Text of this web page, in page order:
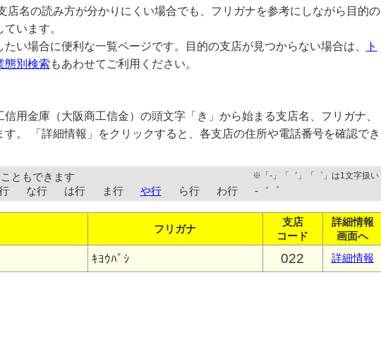
店名の読み方が分かりにくい場合でも、フリガナを参考にしながら目的の
います。
たい場合に便利な一覧ページです。目的の支店が見つからない場合は、
ト
態別検索 もあわせてご利用ください。
用金庫（大阪商工信金）の頭文字「き」から始まる支店名、フリガナ、
。 「詳細情報」をクリックすると、各支店の住所や電話番号を確認でき
ともできます ※「-」「゛」「゜」は1文字扱い
な行 は行 ま行 や行 ら行 わ行 -゛゜
フリガナ
支店
コード
詳細情報
画面へ
ｷﾖｳﾊﾞｼ 022 詳細情報